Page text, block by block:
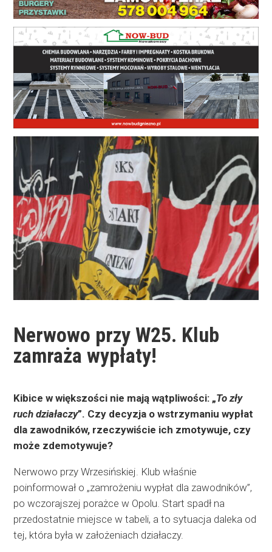
Nerwowo przy W25. Klub
zamraża wypłaty!
Kibice w większości nie mają wątpliwości: „To zły
ruch działaczy”. Czy decyzja o wstrzymaniu wypłat
dla zawodników, rzeczywiście ich zmotywuje, czy
może zdemotywuje?
Nerwowo przy Wrzesińskiej. Klub właśnie
poinformował o „zamrożeniu wypłat dla zawodników”,
po wczorajszej porażce w Opolu. Start spadł na
przedostatnie miejsce w tabeli, a to sytuacja daleka od
tej, która była w założeniach działaczy.